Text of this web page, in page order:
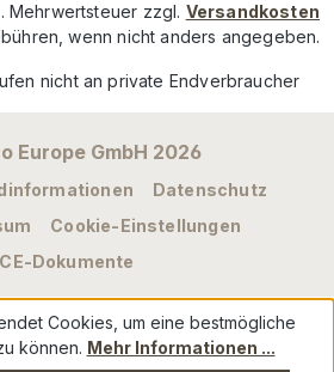
Mehrwertsteuer zzgl. Versandkosten
wenn nicht anders angegeben.
nicht an private Endverbraucher
Europe GmbH 2026
Datenschutz
Cookie-Einstellungen
CE-Dokumente
Cookies, um eine bestmögliche
können. Mehr Informationen ...